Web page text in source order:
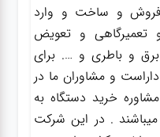
و ساخت و وارد
و تعمیرگاهی و تعویض
و باطری و …. برای
و مشاوران ما در
خرید دستگاه به
. در این شرکت